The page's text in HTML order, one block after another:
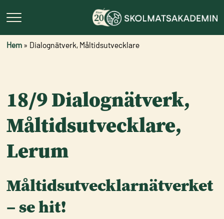
Hem » Dialognätverk, Måltidsutvecklare
18/9 Dialognätverk,
Måltidsutvecklare,
Lerum
Måltidsutvecklarnätverket
– se hit!